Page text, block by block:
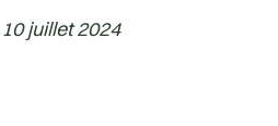
juillet 2024